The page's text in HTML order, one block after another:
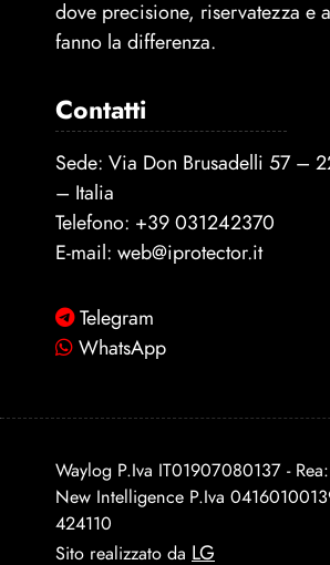
dove precisione, riservatezza e
fanno la differenza.
Contatti
Sede: Via Don Brusadelli 57 –
– Italia
Telefono: +39 031242370
E-mail: web@iprotector.it
Telegram
WhatsApp
Waylog P.Iva IT01907080137 -
New Intelligence P.Iva
424110
Sito realizzato da LG